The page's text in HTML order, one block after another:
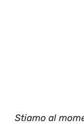
Stiamo al